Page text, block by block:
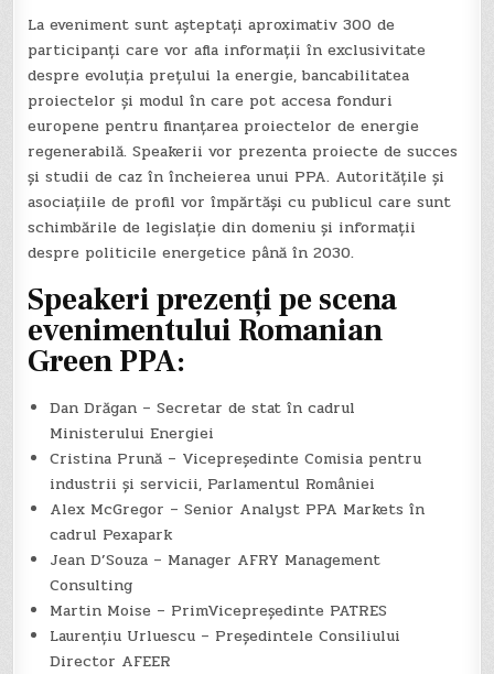
La eveniment sunt așteptați aproximativ 300 de
participanți care vor afla informații în exclusivitate
despre evoluția prețului la energie, bancabilitatea
proiectelor și modul în care pot accesa fonduri
europene pentru finanțarea proiectelor de energie
regenerabilă. Speakerii vor prezenta proiecte de succes
și studii de caz în încheierea unui PPA. Autoritățile și
asociațiile de profil vor împărtăși cu publicul care sunt
schimbările de legislație din domeniu și informații
despre politicile energetice până în 2030.
Speakeri prezenți pe scena
evenimentului Romanian
Green PPA:
Dan Drăgan – Secretar de stat în cadrul
Ministerului Energiei
Cristina Prună – Vicepreședinte Comisia pentru
industrii şi servicii, Parlamentul României
Alex McGregor – Senior Analyst PPA Markets în
cadrul Pexapark
Jean D’Souza – Manager AFRY Management
Consulting
Martin Moise – PrimVicepreședinte PATRES
Laurențiu Urluescu – Președintele Consiliului
Director AFEER